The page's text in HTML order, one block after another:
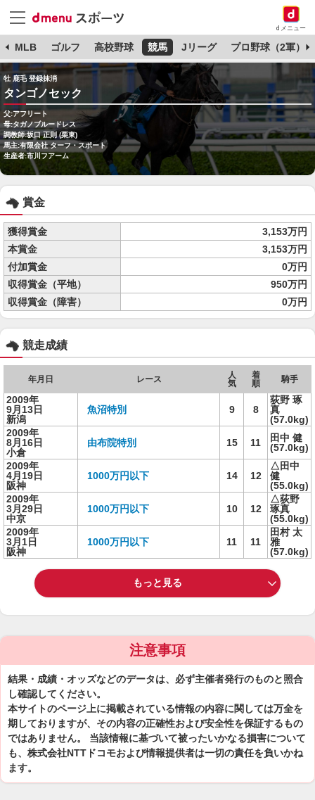
dメニュー
MLB ゴルフ 高校野球 競馬 Jリーグ プロ野球（2軍）
牡 鹿毛 登録抹消
タンゴノセック
父:アフリート
母:タガノブルードレス
調教師:坂口 正則 (栗東)
馬主:有限会社 ターフ・スポート
生産者:市川フアーム
賞金
獲得賞金
3,153万円
本賞金
3,153万円
付加賞金
0万円
収得賞金（平地）
950万円
収得賞金（障害）
0万円
競走成績
年月日 レース
人
気
着
順
騎手
2009年
9月13日
新潟
魚沼特別 9 8
荻野 琢
真
(57.0kg)
2009年
8月16日
小倉
由布院特別 15 11
田中 健
(57.0kg)
2009年
4月19日
阪神
1000万円以下 14 12
△田中
健
(55.0kg)
2009年
3月29日
中京
1000万円以下 10 12
△荻野
琢真
(55.0kg)
2009年
3月1日
阪神
1000万円以下 11 11
田村 太
雅
(57.0kg)
もっと見る
注意事項
結果・成績・オッズなどのデータは、必ず主催者発行のものと照合
し確認してください。
本サイトのページ上に掲載されている情報の内容に関しては万全を
期しておりますが、その内容の正確性および安全性を保証するもの
ではありません。 当該情報に基づいて被ったいかなる損害について
も、株式会社NTTドコモおよび情報提供者は一切の責任を負いかね
ます。